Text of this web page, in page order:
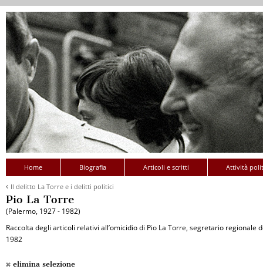
Home Biografia Articoli e scritti Attività
Il delitto La Torre e i delitti politici
Pio La Torre
(Palermo, 1927 - 1982)
Raccolta degli articoli relativi all’omicidio di Pio La Torre, segretario regionale
1982
elimina selezione